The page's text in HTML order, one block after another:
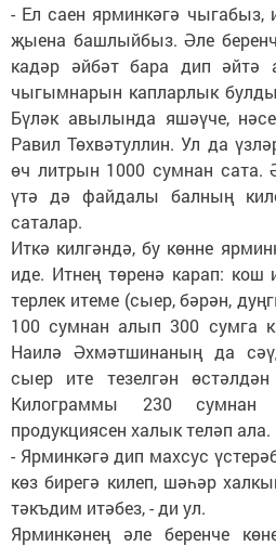
- Ел саен ярминкәгә чыгабыз,
җыена башлыйбыз. Әле
кадәр әйбәт бара дип
чыгымнарын капларлык
Бүләк авылында яшәүче,
Равил Төхвәтуллин. Ул да
өч литрын 1000 сумнан
үтә дә файдалы балның
саталар.
Иткә килгәндә, бу көнне
иде. Итнең төренә карап: кош
терлек итеме (сыер, бәрән,
100 сумнан алып 300 сумга
Наилә Әхмәтшинаның да
сыер ите тезелгән
Килограммы 230
продукциясен халык теләп ала.
- Ярминкәгә дип махсус
көз бирегә килеп, шәһәр
тәкъдим итәбез, - ди ул.
Ярминкәнең әле беренче